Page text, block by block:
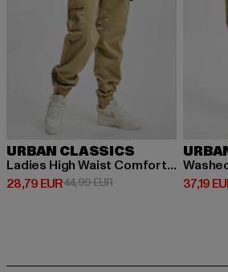
URBAN CLASSICS
Ladies High Waist Comfort Jogging
28,79 EUR
Derzeitiger Preis: 28,79 EUR
44,99 EURAktionspreis: 44,99
37,19